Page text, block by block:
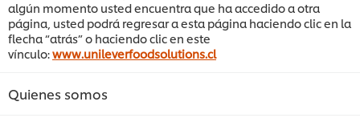
algún momento usted encuentra que ha accedido a otra
página, usted podrá regresar a esta página haciendo clic en la
flecha “atrás” o haciendo clic en este
vínculo:www.unileverfoodsolutions.cl
Quienes somos